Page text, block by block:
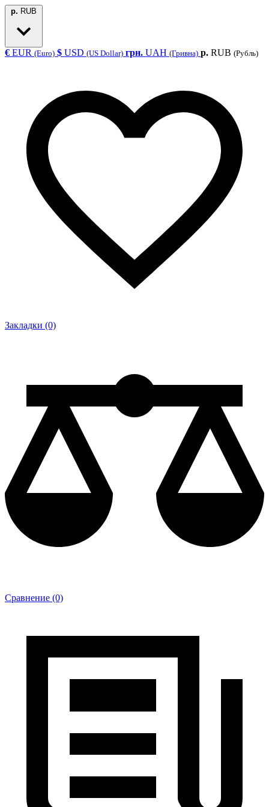
р. RUB
€ EUR (Euro) $ USD (US Dollar) грн. UAH (Гривна) р. RUB (Рубль)
Закладки (0)
Сравнение (0)